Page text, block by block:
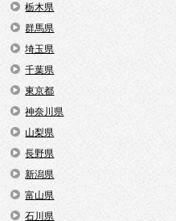
栃木県
群馬県
埼玉県
千葉県
東京都
神奈川県
山梨県
長野県
新潟県
富山県
石川県